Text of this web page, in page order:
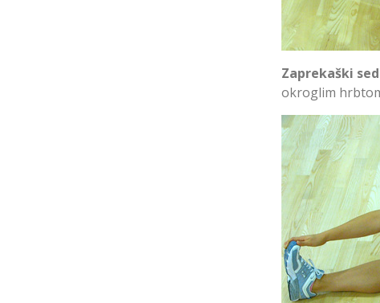
Zaprekaški sed
okroglim